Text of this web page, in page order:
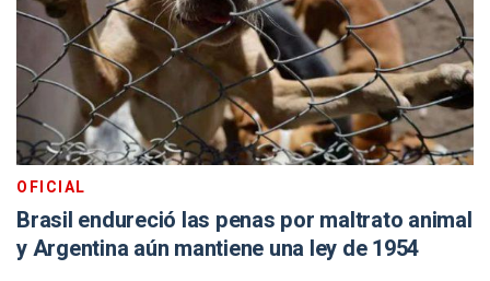
OFICIAL
Brasil endureció las penas por maltrato animal
y Argentina aún mantiene una ley de 1954